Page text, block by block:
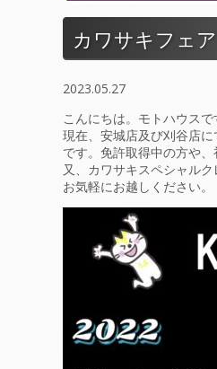
カワサキフェア
2023.05.27
こんにちは。モトハウスで
現在、安城店及び刈谷店
です。免許取得中の方や
又、カワサキスペシャル
お気軽にお越しください。